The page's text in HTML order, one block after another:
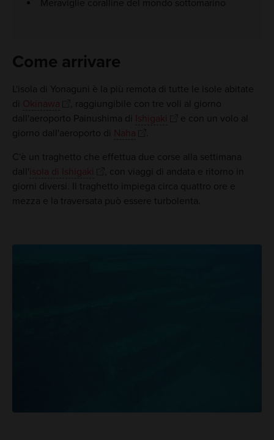
Meraviglie coralline del mondo sottomarino
Come arrivare
L'isola di Yonaguni è la più remota di tutte le isole abitate
di Okinawa
, raggiungibile con tre voli al giorno
dall'aeroporto Painushima di
Ishigaki
e con un volo al
giorno dall'aeroporto di Naha
C'è un traghetto che effettua due corse alla settimana
dall' isola di Ishigaki
, con viaggi di andata e ritorno in
giorni diversi. Il traghetto impiega circa quattro ore e
mezza e la traversata può essere turbolenta.